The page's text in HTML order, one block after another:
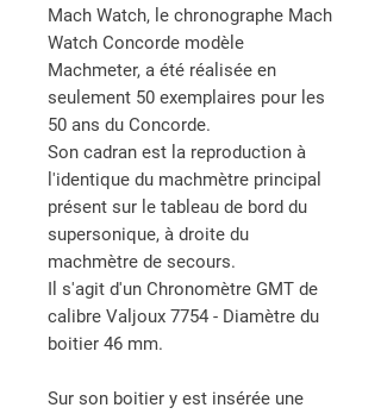
Mach Watch, le chronographe Mach
Watch Concorde modèle
Machmeter, a été réalisée en
seulement 50 exemplaires pour les
50 ans du Concorde.
Son cadran est la reproduction à
l'identique du machmètre principal
présent sur le tableau de bord du
supersonique, à droite du
machmètre de secours.
Il s'agit d'un Chronomètre GMT de
calibre Valjoux 7754 - Diamètre du
boitier 46 mm.
Sur son boitier y est insérée une